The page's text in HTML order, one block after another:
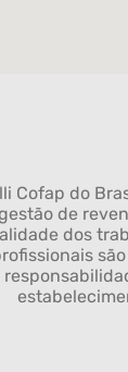
Cofap do
de
dos